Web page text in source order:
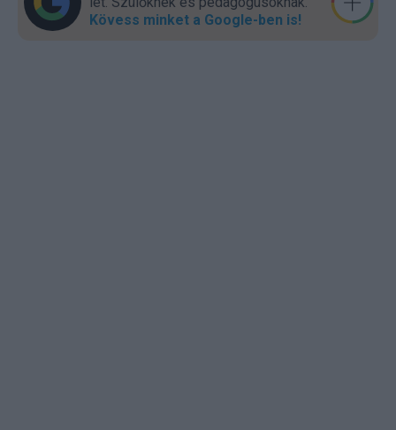
Kövess minket a Google-ben is!